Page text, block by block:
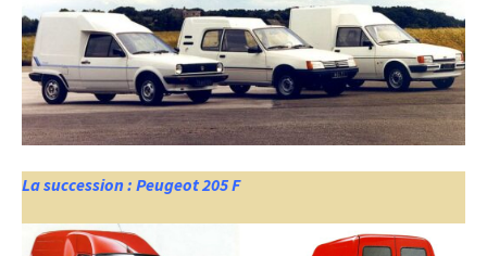
La succession : Peugeot 205 F